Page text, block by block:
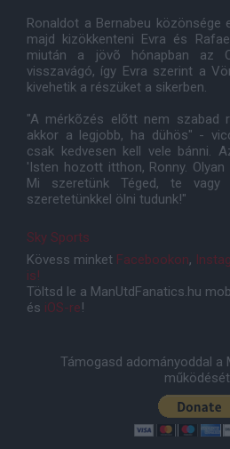
Ronaldot a Bernabeu
majd kizökkenteni Evra és
miután a jövõ hónapban az
visszavágó, így Evra szerint a
kivehetik a részüket a sikerben.
"A mérkõzés elõtt nem szabad
akkor a legjobb, ha dühös" -
csak kedvesen kell vele bánni.
'Isten hozott itthon, Ronny.
Mi szeretünk Téged, te
szeretetünkkel ölni tudunk!"
Sky Sports
Kövess minket Facebookon,
is!
Töltsd le a ManUtdFanatics.hu
és iOS-re!
Támogasd adományoddal a